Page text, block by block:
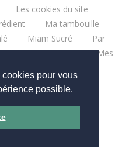
pour vous
possible.
Les cookies du site
Ma tambouille
Miam Sucré
Par
Bonne table
Mes
Mes chantiers
- CookingOut